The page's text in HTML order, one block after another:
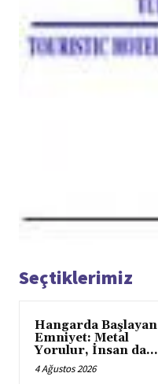
Seçtiklerimiz
Hangarda Başlayan
Emniyet: Metal
Yorulur, İnsan da…
4 Ağustos 2026